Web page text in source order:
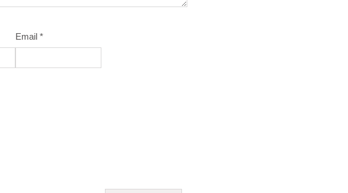
Email *